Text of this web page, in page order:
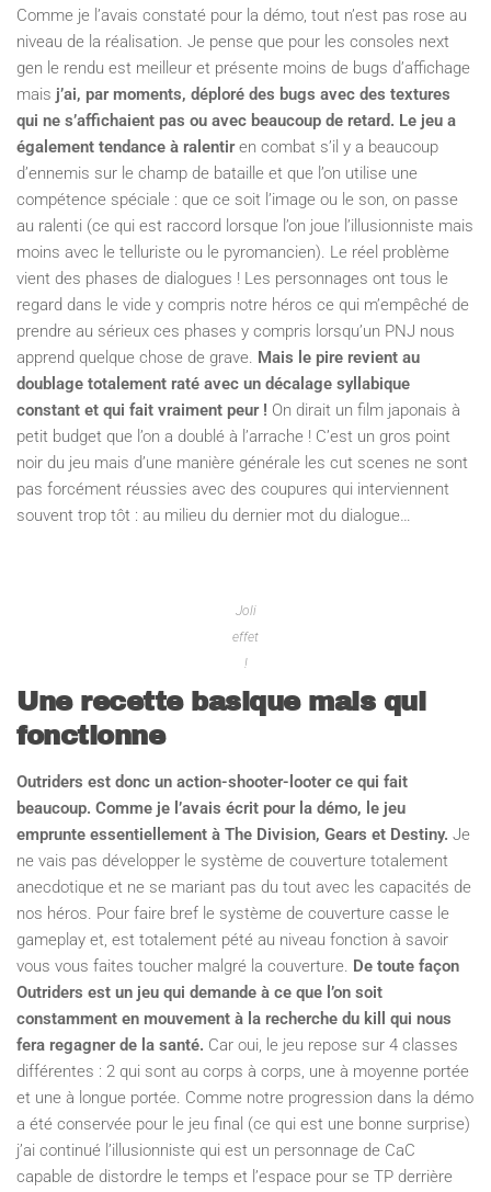
Comme je l’avais constaté pour la démo, tout n’est pas rose au
niveau de la réalisation. Je pense que pour les consoles next
gen le rendu est meilleur et présente moins de bugs d’affichage
mais j’ai, par moments, déploré des bugs avec des textures
qui ne s’affichaient pas ou avec beaucoup de retard. Le jeu a
également tendance à ralentiren combat s’il y a beaucoup
d’ennemis sur le champ de bataille et que l’on utilise une
compétence spéciale : que ce soit l’image ou le son, on passe
au ralenti (ce qui est raccord lorsque l’on joue l’illusionniste mais
moins avec le telluriste ou le pyromancien). Le réel problème
vient des phases de dialogues ! Les personnages ont tous le
regard dans le vide y compris notre héros ce qui m’empêché de
prendre au sérieux ces phases y compris lorsqu’un PNJ nous
apprend quelque chose de grave. Mais le pire revient au
doublage totalement raté avec un décalage syllabique
constant et qui fait vraiment peur ! On dirait un film japonais à
petit budget que l’on a doublé à l’arrache ! C’est un gros point
noir du jeu mais d’une manière générale les cut scenes ne sont
pas forcément réussies avec des coupures qui interviennent
souvent trop tôt : au milieu du dernier mot du dialogue…
Joli
effet
!
Une recette basique mais qui
fonctionne
Outriders est donc un action-shooter-looter ce qui fait
beaucoup. Comme je l’avais écrit pour la démo, le jeu
emprunte essentiellement à The Division, Gears et Destiny. Je
ne vais pas développer le système de couverture totalement
anecdotique et ne se mariant pas du tout avec les capacités de
nos héros. Pour faire bref le système de couverture casse le
gameplay et, est totalement pété au niveau fonction à savoir
vous vous faites toucher malgré la couverture. De toute façon
Outriders est un jeu qui demande à ce que l’on soit
constamment en mouvement à la recherche du kill qui nous
fera regagner de la santé. Car oui, le jeu repose sur 4 classes
différentes : 2 qui sont au corps à corps, une à moyenne portée
et une à longue portée. Comme notre progression dans la démo
a été conservée pour le jeu final (ce qui est une bonne surprise)
j’ai continué l’illusionniste qui est un personnage de CaC
capable de distordre le temps et l’espace pour se TP derrière